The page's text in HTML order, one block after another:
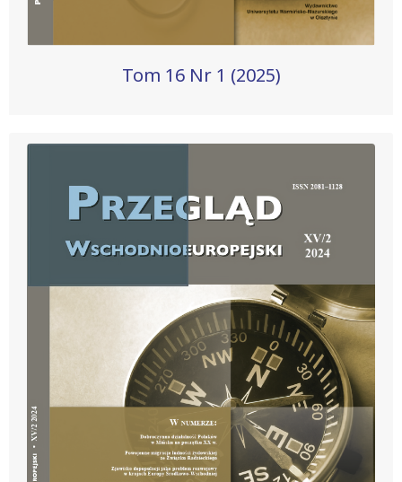
Tom 16 Nr 1 (2025)